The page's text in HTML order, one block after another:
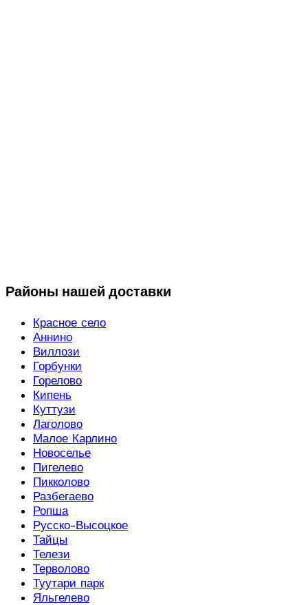
Районы нашей доставки
Красное село
Аннино
Виллози
Горбунки
Горелово
Кипень
Куттузи
Лаголово
Малое Карлино
Новоселье
Пигелево
Пикколово
Разбегаево
Ропша
Русско-Высоцкое
Тайцы
Телези
Терволово
Туутари парк
Яльгелево